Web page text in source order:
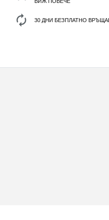
30 ДНИ БЕЗПЛАТНО